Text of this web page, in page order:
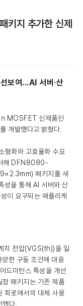
키지 추가한 신제
여...AI 서버·산
MOSFET 신제품인
개발했다고 밝혔다.
형화와 고효율화 수요
더해 DFN8080-
패키지를 새
성을 통해 AI 서버와 산
이 요구되는 애플리케
치 전압(VGS(th))을 일
한 구동 조건에 대응
드미턴스 특성을 개선
장 패키지는 기존 제품
회로에서의 대체 사용
했다.